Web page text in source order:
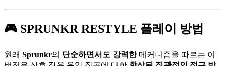
🎮 SPRUNKR RESTYLE 플레이 방법
원래 Sprunkr의 단순하면서도 강력한메커니즘을 따르는 이